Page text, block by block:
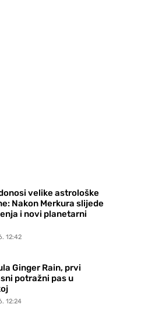
velike astrološke
Nakon Merkura slijede
i novi planetarni
12:42
Ginger Rain, prvi
potražni pas u
12:24